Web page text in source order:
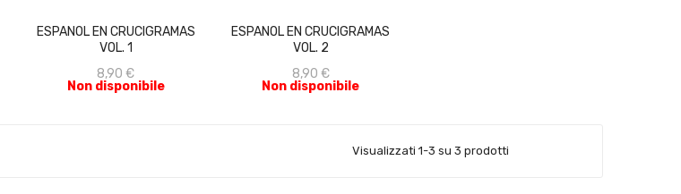
ESPANOL EN CRUCIGRAMAS
VOL. 1
8,90 €
Non disponibile
ESPANOL EN CRUCIGRAMAS
VOL. 2
8,90 €
Non disponibile
Visualizzati 1-3 su 3 prodotti